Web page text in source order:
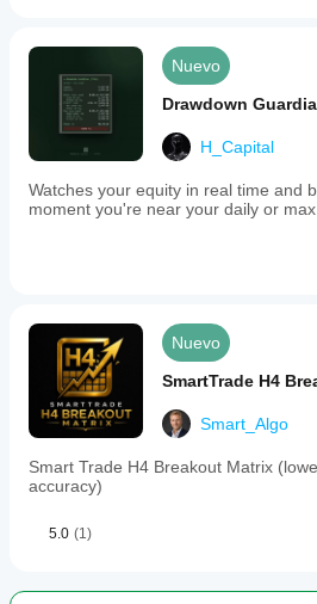
Nuevo
Drawdown
H_Capital
Watches your equity in real time and
moment you're near your daily or max
Nuevo
SmartTrade H4
Smart_Algo
Smart Trade H4 Breakout Matrix
accuracy)
5.0 (1)